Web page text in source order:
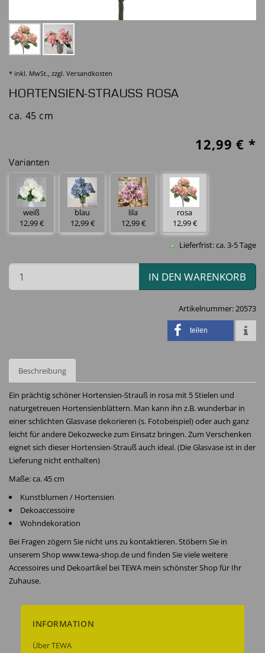
* inkl. MwSt., zzgl. Versandkosten
HORTENSIEN-STRAUSS ROSA
ca. 45 cm
12,99 € *
Varianten
weiß
12,99 €
blau
12,99 €
lila
12,99 €
rosa
12,99 €
Lieferfrist: ca. 3-5 Tage
IN DEN WARENKORB
Artikelnummer:20573
teilen
Beschreibung
Ein prächtig schöner Hortensien-Strauß in rosa mit 5 Stielen und
naturgetreuen Hortensienblättern. Man kann ihn z.B. wunderbar in
einer schlichten Glasvase dekorieren (s. Fotobeispiel) oder auch ganz
leicht für andere Dekozwecke zum Einsatz bringen. Zum Verschenken
eignet sich dieser Hortensien-Strauß auch ideal. (Die Glasvase ist in der
Lieferung nicht enthalten)
Maße: ca. 45 cm
Kunstblumen / Hortensien
Dekoaccessoire
Wohndekoration
Bei Fragen zögern Sie nicht uns zu kontaktieren. Stöbern Sie in
unserem Shop www.tewa-shop.de und finden Sie viele weitere
Accessoires und Dekoartikel bei TEWA mein schönster Shop für Ihr
Zuhause.
INFORMATION
Über TEWA